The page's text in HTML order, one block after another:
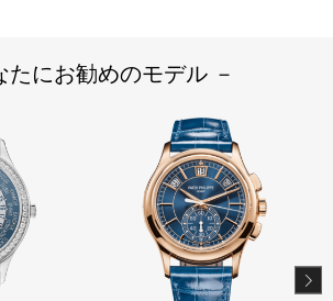
たにお勧めのモデル －